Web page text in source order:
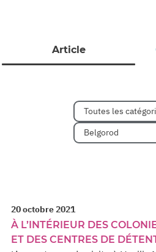
Article
Toutes les
Belgorod
20 octobre 2021
À L’INTÉRIEUR DES
ET DES CENTRES DE